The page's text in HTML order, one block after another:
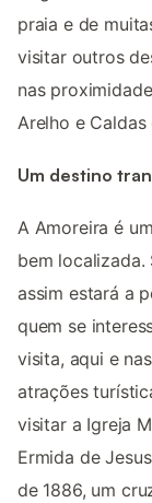
praia e de
visitar outros
nas
Arelho e
Um destino
A Amoreira é
bem localizada.
assim estará a
quem se
visita, aqui e
atrações
visitar a Igreja
Ermida de
de 1886, um